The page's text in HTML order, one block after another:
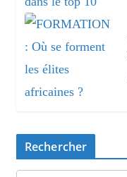
Rechercher